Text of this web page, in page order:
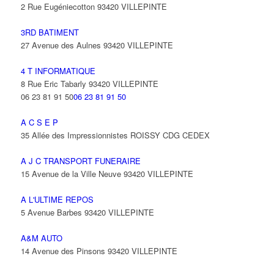
2 Rue Eugéniecotton 93420 VILLEPINTE
3RD BATIMENT
27 Avenue des Aulnes 93420 VILLEPINTE
4 T INFORMATIQUE
8 Rue Eric Tabarly 93420 VILLEPINTE
06 23 81 91 5006 23 81 91 50
A C S E P
35 Allée des Impressionnistes ROISSY CDG CEDEX
A J C TRANSPORT FUNERAIRE
15 Avenue de la Ville Neuve 93420 VILLEPINTE
A L'ULTIME REPOS
5 Avenue Barbes 93420 VILLEPINTE
A&M AUTO
14 Avenue des Pinsons 93420 VILLEPINTE